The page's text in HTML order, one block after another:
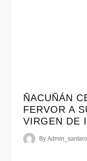
ÑACUÑÁN
FERVOR A
VIRGEN DE
By